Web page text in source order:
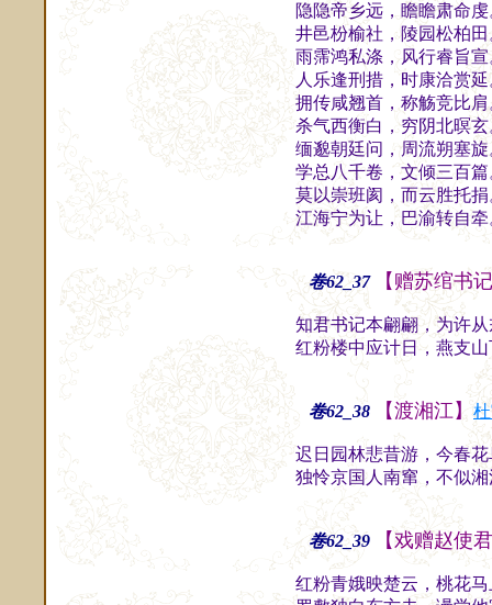
隐隐帝乡远，瞻瞻肃命
井邑枌榆社，陵园松柏
雨霈鸿私涤，风行睿旨
人乐逢刑措，时康洽赏
拥传咸翘首，称觞竞比
杀气西衡白，穷阴北暝
缅邈朝廷问，周流朔塞
学总八千卷，文倾三百
莫以崇班阂，而云胜托
江海宁为让，巴渝转自
卷62_37 【赠苏绾书
知君书记本翩翩，为许
红粉楼中应计日，燕支
卷62_38 【渡湘江】
迟日园林悲昔游，今春
独怜京国人南窜，不似
卷62_39 【戏赠赵使
红粉青娥映楚云，桃花